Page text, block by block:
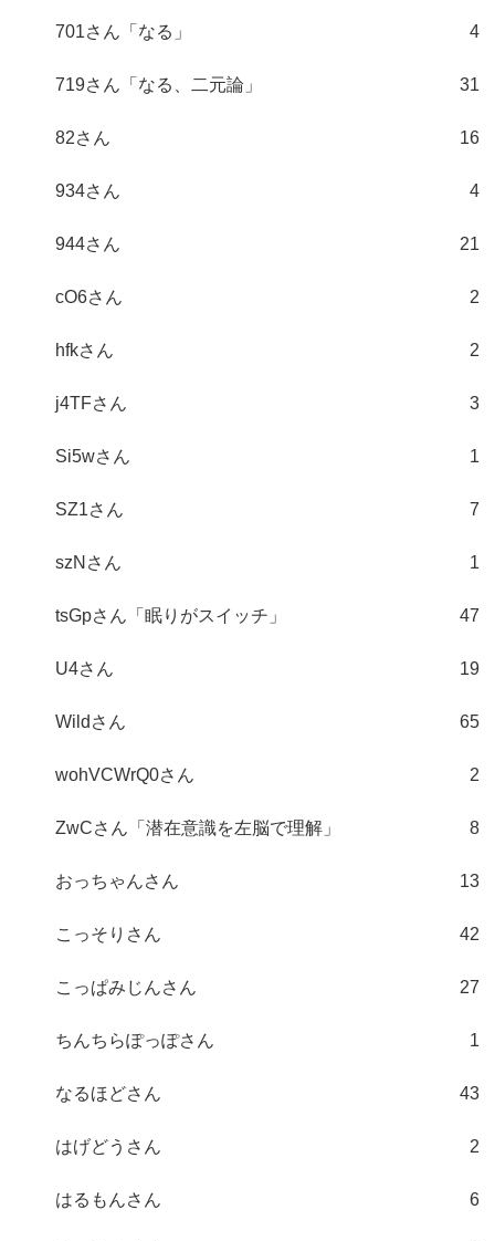
701さん「なる」 4
719さん「なる、二元論」 31
82さん 16
934さん 4
944さん 21
cO6さん 2
hfkさん 2
j4TFさん 3
Si5wさん 1
SZ1さん 7
szNさん 1
tsGpさん「眠りがスイッチ」 47
U4さん 19
Wildさん 65
wohVCWrQ0さん 2
ZwCさん「潜在意識を左脳で理解」 8
おっちゃんさん 13
こっそりさん 42
こっぱみじんさん 27
ちんちらぽっぽさん 1
なるほどさん 43
はげどうさん 2
はるもんさん 6